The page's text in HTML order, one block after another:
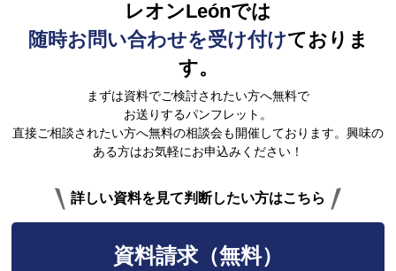
レオンLeónでは
随時お問い合わせを受け付けておりま
す。
まずは資料でご検討されたい方へ無料で
お送りするパンフレット。
直接ご相談されたい方へ無料の相談会も開催しております。興味の
ある方はお気軽にお申込みください！
詳しい資料を見て判断したい方はこちら
資料請求（無料）